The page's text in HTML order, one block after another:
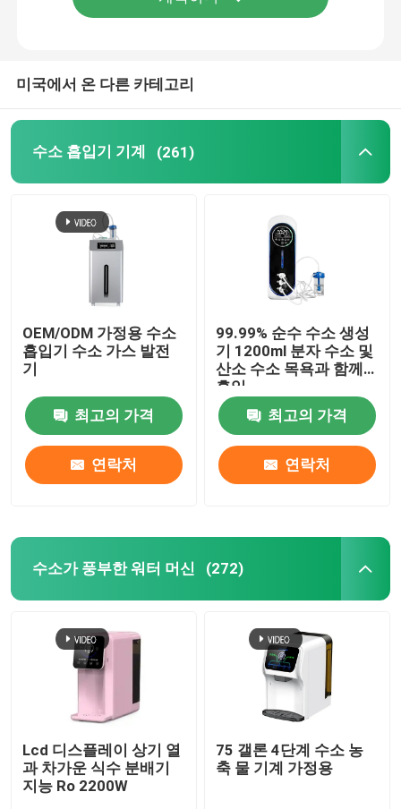
수소 흡입기 용품
수소 분자 챔버
미국에서 온 다른 카테고리
수소 흡입기 기계 (261)
OEM/ODM 가정용 수소
흡입기 수소 가스 발전
기
최고의 가격
연락처
99.99% 순수 수소 생성
기 1200ml 분자 수소 및
산소 수소 목욕과 함께
흡입
최고의 가격
연락처
수소가 풍부한 워터 머신 (272)
Lcd 디스플레이 상기 열
과 차가운 식수 분배기
지능 Ro 2200W
75 갤론 4단계 수소 농
축 물 기계 가정용